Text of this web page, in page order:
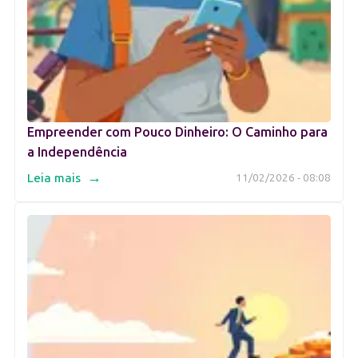
Empreender com Pouco Dinheiro: O Caminho para
a Independência
11/02/2026 - 08:08
Leia mais →